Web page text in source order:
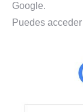
Google.
Puedes